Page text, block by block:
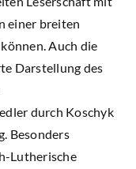
einer breiten
Auch die
Darstellung des
durch Koschyk
Besonders
Lutherische